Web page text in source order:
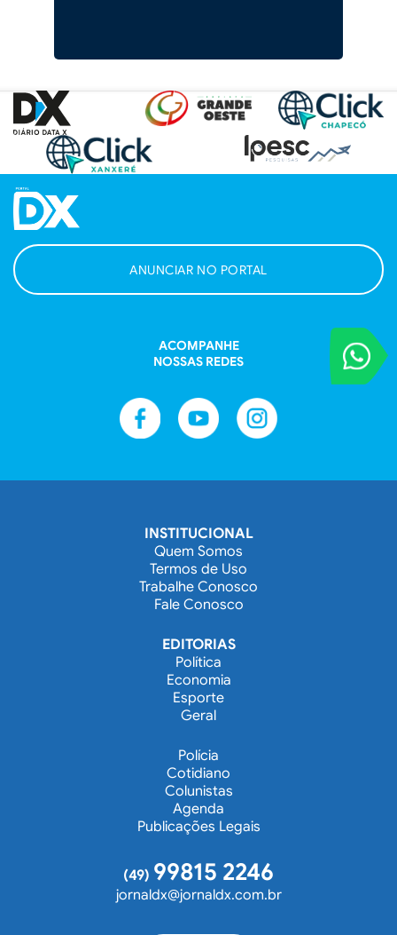
VOCÊ
Entre em
ANUNCIAR NO PORTAL
ACOMPANHE
NOSSAS REDES
INSTITUCIONAL
Quem Somos
Termos de Uso
Trabalhe Conosco
Fale Conosco
EDITORIAS
Política
Economia
Esporte
Geral
Polícia
Cotidiano
Colunistas
Agenda
Publicações Legais
(49) 99815 2246
jornaldx@jornaldx.com.br